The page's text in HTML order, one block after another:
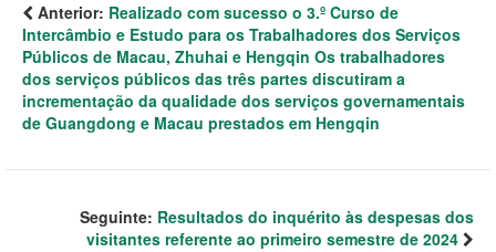
Anterior: Realizado com sucesso o 3.º Curso de
Intercâmbio e Estudo para os Trabalhadores dos Serviços
Públicos de Macau, Zhuhai e Hengqin Os trabalhadores
dos serviços públicos das três partes discutiram a
incrementação da qualidade dos serviços governamentais
de Guangdong e Macau prestados em Hengqin
Seguinte: Resultados do inquérito às despesas dos
visitantes referente ao primeiro semestre de 2024